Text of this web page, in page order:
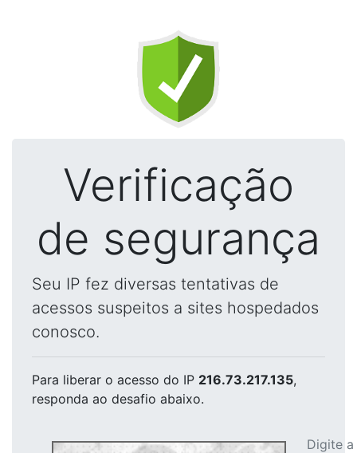
Verificação
de segurança
Seu IP fez diversas tentativas de
acessos suspeitos a sites hospedados
conosco.
Para liberar o acesso do IP 216.73.217.135,
responda ao desafio abaixo.
Digite